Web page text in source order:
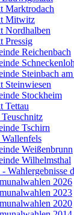
Marktrodach
Mitwitz
Nordhalben
Pressig
Reichenbach
Steinbach
Steinwiesen
Stockheim
Tettau
Teuschnitz
Tschirn
Wallenfels
Weißenbrunn
Wilhelmsthal
Wahlergebnisse
2026
2023
2020